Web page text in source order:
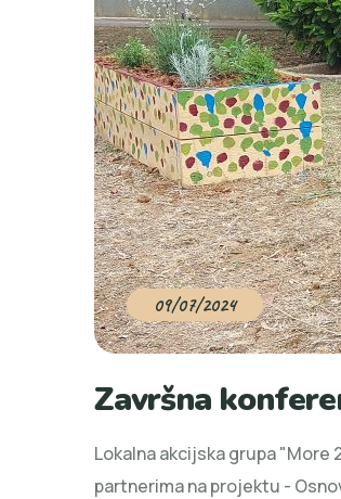
09/07/2024
Završna
Lokalna akcijska grupa "More
partnerima na projektu -